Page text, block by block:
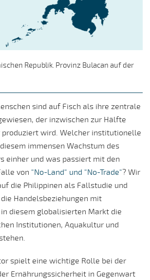
Republik. Provinz Bulacan auf der
sind auf Fisch als ihre zentrale
der inzwischen zur Hälfte
produziert wird. Welcher institutionelle
immensen Wachstum des
einher und was passiert mit den
von "No-Land" und "No-Trade"? Wir
die Philippinen als Fallstudie und
Handelsbeziehungen mit
diesem globalisierten Markt die
Institutionen, Aquakultur und
spielt eine wichtige Rolle bei der
Ernährungssicherheit in Gegenwart